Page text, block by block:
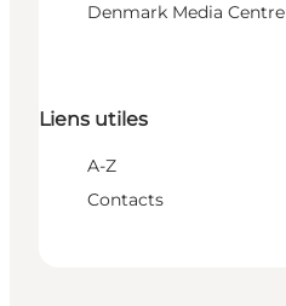
Denmark Media Centre
Liens utiles
A-Z
Contacts